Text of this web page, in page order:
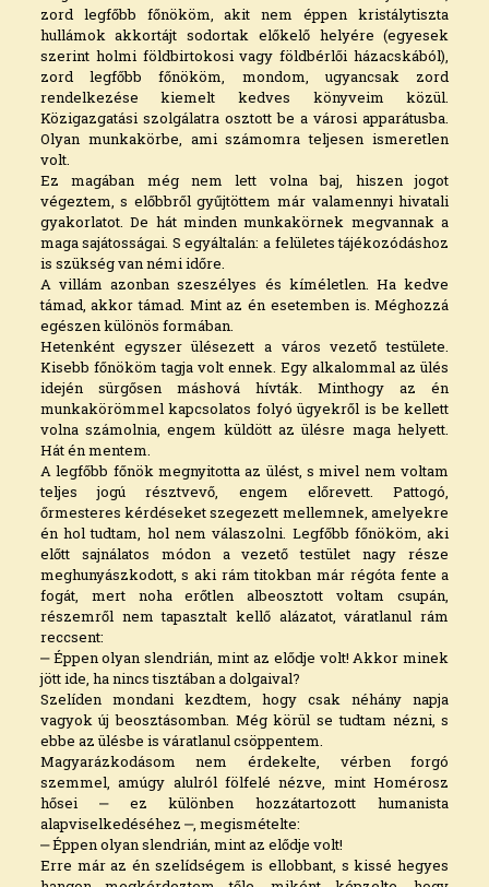
zord legfőbb főnököm, akit nem éppen kristálytiszta
hullámok akkortájt sodortak előkelő helyére (egyesek
szerint holmi földbirtokosi vagy földbérlői házacskából),
zord legfőbb főnököm, mondom, ugyancsak zord
rendelkezése kiemelt kedves könyveim közül.
Közigazgatási szolgálatra osztott be a városi apparátusba.
Olyan munkakörbe, ami számomra teljesen ismeretlen
volt.
Ez magában még nem lett volna baj, hiszen jogot
végeztem, s előbbről gyűjtöttem már valamennyi hivatali
gyakorlatot. De hát minden munkakörnek megvannak a
maga sajátosságai. S egyáltalán: a felületes tájékozódáshoz
is szükség van némi időre.
A villám azonban szeszélyes és kíméletlen. Ha kedve
támad, akkor támad. Mint az én esetemben is. Méghozzá
egészen különös formában.
Hetenként egyszer ülésezett a város vezető testülete.
Kisebb főnököm tagja volt ennek. Egy alkalommal az ülés
idején sürgősen máshová hívták. Minthogy az én
munkakörömmel kapcsolatos folyó ügyekről is be kellett
volna számolnia, engem küldött az ülésre maga helyett.
Hát én mentem.
A legfőbb főnök megnyitotta az ülést, s mivel nem voltam
teljes jogú résztvevő, engem előrevett. Pattogó,
őrmesteres kérdéseket szegezett mellemnek, amelyekre
én hol tudtam, hol nem válaszolni. Legfőbb főnököm, aki
előtt sajnálatos módon a vezető testület nagy része
meghunyászkodott, s aki rám titokban már régóta fente a
fogát, mert noha erőtlen albeosztott voltam csupán,
részemről nem tapasztalt kellő alázatot, váratlanul rám
reccsent:
‒ Éppen olyan slendrián, mint az elődje volt! Akkor minek
jött ide, ha nincs tisztában a dolgaival?
Szelíden mondani kezdtem, hogy csak néhány napja
vagyok új beosztásomban. Még körül se tudtam nézni, s
ebbe az ülésbe is váratlanul csöppentem.
Magyarázkodásom nem érdekelte, vérben forgó
szemmel, amúgy alulról fölfelé nézve, mint Homérosz
hősei ‒ ez különben hozzátartozott humanista
alapviselkedéséhez ‒, megismételte:
‒ Éppen olyan slendrián, mint az elődje volt!
Erre már az én szelídségem is ellobbant, s kissé hegyes